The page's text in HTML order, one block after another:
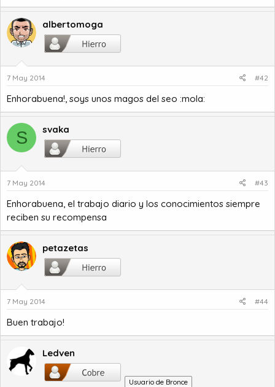
albertomoga
7 May 2014 #42
Enhorabuena!, soys unos magos del seo :mola:
S svaka
7 May 2014 #43
Enhorabuena, el trabajo diario y los conocimientos siempre
reciben su recompensa
petazetas
7 May 2014 #44
Buen trabajo!
Ledven
Usuario de Bronce